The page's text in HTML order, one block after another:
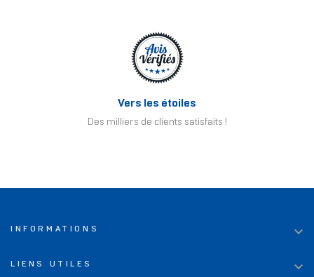
Vers les étoiles
Des milliers de clients satisfaits !
INFORMATIONS 
LIENS UTILES 